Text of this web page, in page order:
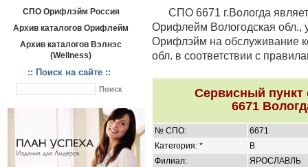
СПО Орифлэйм Россия
Архив каталогов Орифлейм
Архив каталогов Вэлнэс
(Wellness)
:: Поиск на сайте ::
СПО 6671 г.Вологда
Орифлейм Вологодская обл.,
Орифлэйм на обслуживание
обл. в соответствии с
Сервисный
6671
№ СПО:
6671
Категория: *
B
Филиал:
ЯРОСЛАВЛЬ